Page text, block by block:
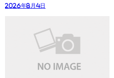
2026年8月4日